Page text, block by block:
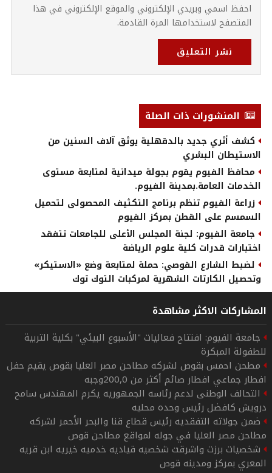
احفظ اسمي وبريدي الإلكتروني والموقع الإلكتروني في هذا
المتصفح لاستخدامها المرة القادمة.
نشر التعليق
المنشورات ذات الصلة
كشف أثري جديد بالدقهلية يوثق آلاف السنين من
الاستيطان البشري
محافظ الفيوم يقوم بجولة ميدانية لمتابعة مستوى
الخدمات العامة.بمدينة الفيوم.
زراعة الفيوم تنظم برنامج التكثيف المحصولى لتحميل
السمسم على القطن بمركز الفيوم
جامعة الفيوم: لجنة المجلس الأعلى للجامعات تتفقد
اختبارات قدرات كلية علوم الرياضة
لضبط الشارع القوصي: حملة لمتابعة وضع «الاستيكر»
وتحصيل الكارتات الشهرية لمركبات التوك توك
المشاركات الاكثر مشاهدة
جامعة الفيوم: افتتاح فعاليات "الأسبوع البيئي" بكلية التربية
للطفولة المبكرة
مطحن احمس بقوص لشركه مطاحن مصر العليا بقوص يقيم حفل
افطار جماعي افطار صائم أكثر من 200,0وجبه
التحالف الوطنى لدعم رئاسه الجمهوريه يكرم المهندس سامح
درويش كافضل رئيس وحده محليه
ضمن جولاته التفقديه رئيس قطاع قنا والبحر الأحمر لشركه
مطاحن مصر العليا في جوله لمواقع مطاحن قوص
شخصيات برزت واشرقت شخصيه قياديه خدميه خيريه ابن قريه
المعري بمركز ومدينه قوص